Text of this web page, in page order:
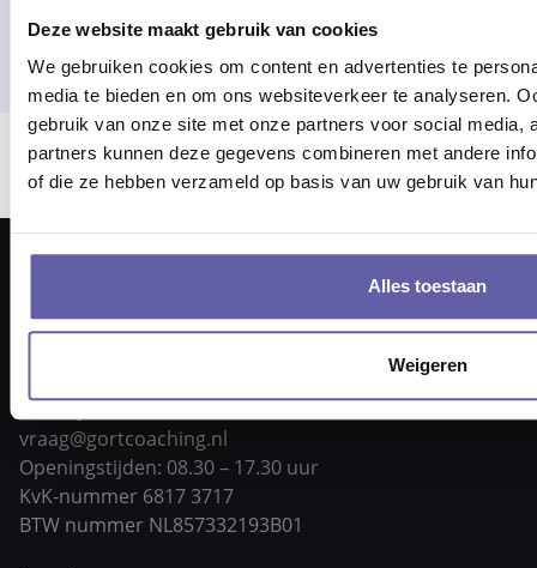
Deze website maakt gebruik van cookies
We gebruiken cookies om content en advertenties te
media te bieden en om ons websiteverkeer te analyseren.
gebruik van onze site met onze partners voor social media,
partners kunnen deze gegevens combineren met andere
of die ze hebben verzameld op basis van uw gebruik van
Alles toestaan
Weigeren
Er ging iets mis bij het laden van locaties.
1114 AJ Amsterdam
vraag@gortcoaching.nl
Openingstijden: 08.30 – 17.30 uur
KvK-nummer 6817 3717
BTW nummer NL857332193B01